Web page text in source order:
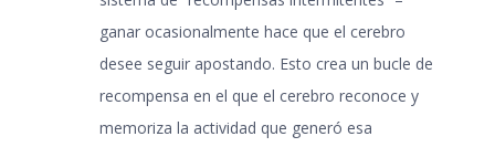
ganar ocasionalmente hace que el cerebro
desee seguir apostando. Esto crea un bucle de
recompensa en el que el cerebro reconoce y
memoriza la actividad que generó esa